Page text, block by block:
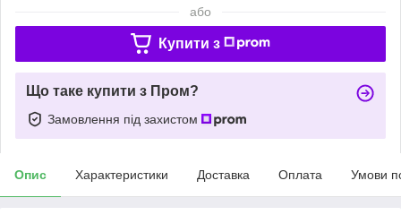
або
Купити з
Що таке купити з Пром?
Замовлення під захистом
Опис Характеристики Доставка Оплата Умови